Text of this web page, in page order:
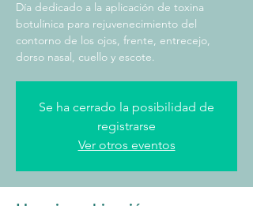
Día dedicado a la aplicación de toxina
botulínica para rejuvenecimiento del
contorno de los ojos, frente, entrecejo,
dorso nasal, cuello y escote.
Se ha cerrado la posibilidad de
registrarse
Ver otros eventos